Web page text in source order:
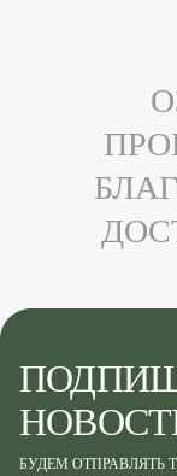
БУДЕМ ОТПРАВЛЯТЬ